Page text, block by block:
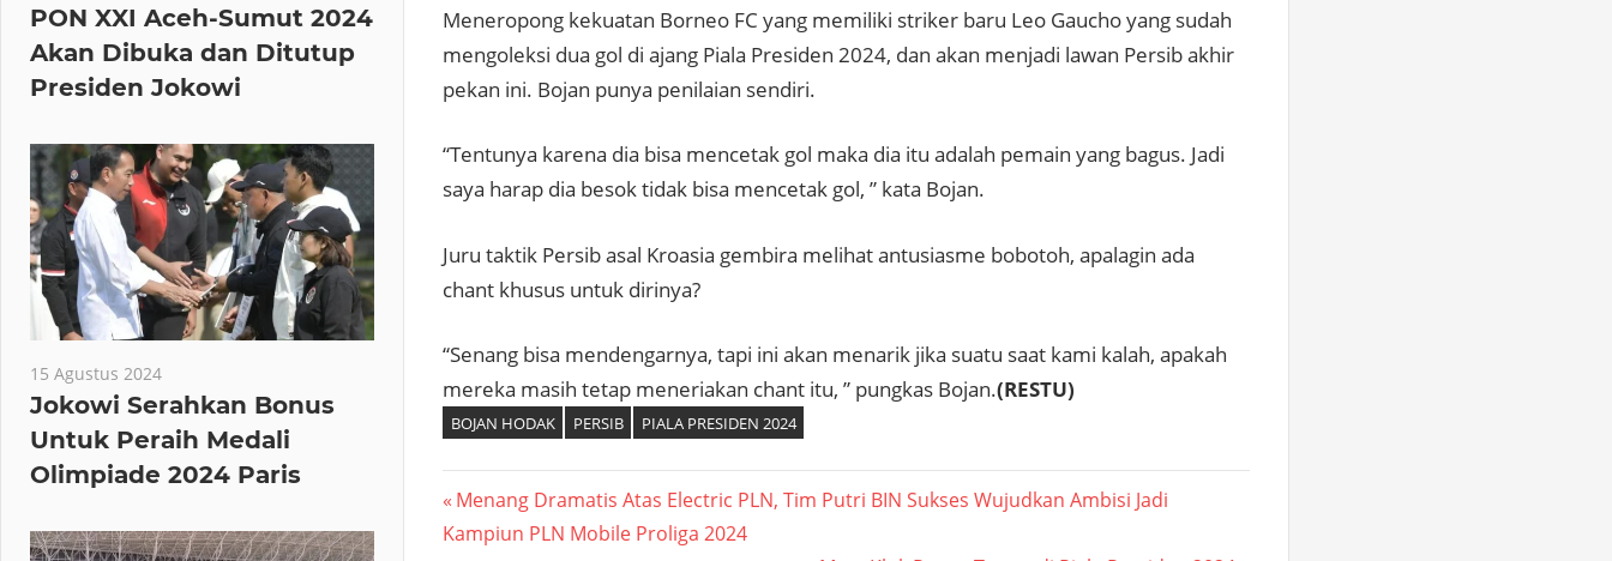
Meneropong kekuatan Borneo FC yang memiliki striker baru Leo Gaucho yang sudah
mengoleksi dua gol di ajang Piala Presiden 2024, dan akan menjadi lawan Persib akhir
pekan ini. Bojan punya penilaian sendiri.
“Tentunya karena dia bisa mencetak gol maka dia itu adalah pemain yang bagus. Jadi
saya harap dia besok tidak bisa mencetak gol, ” kata Bojan.
Juru taktik Persib asal Kroasia gembira melihat antusiasme bobotoh, apalagin ada
chant khusus untuk dirinya?
“Senang bisa mendengarnya, tapi ini akan menarik jika suatu saat kami kalah, apakah
mereka masih tetap meneriakan chant itu, ” pungkas Bojan.(RESTU)
BOJAN HODAK PERSIB PIALA PRESIDEN 2024
Navigasi
pos
Previous
Post:
Menang Dramatis Atas Electric PLN, Tim Putri BIN Sukses Wujudkan Ambisi Jadi
Kampiun PLN Mobile Proliga 2024
PON XXI Aceh-Sumut 2024
Akan Dibuka dan Ditutup
Presiden Jokowi
15 Agustus 2024
Jokowi Serahkan Bonus
Untuk Peraih Medali
Olimpiade 2024 Paris